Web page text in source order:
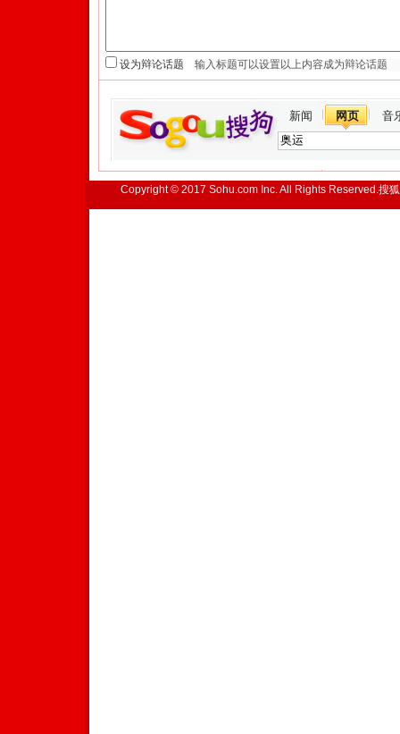
设为辩论话题
新闻 网页 音
Copyright © 2017 Sohu.com Inc. All Rights Reserved.搜